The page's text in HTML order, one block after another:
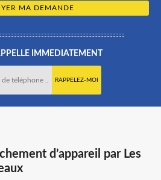
IMMEDIATEMENT
d’appareil par Les